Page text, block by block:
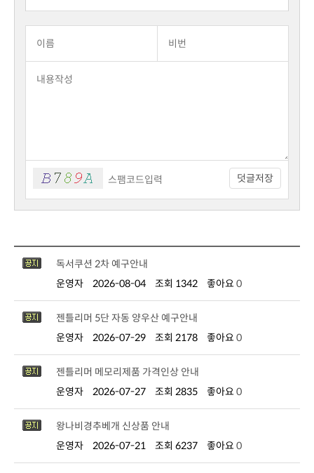
덧글저장
독서쿠션 2차 예구안내
운영자
2026-08-04 조회 1342 좋아요 0
젠틀리머 5단 자동 양우산 예구안내
운영자
2026-07-29 조회 2178 좋아요 0
젠틀리머 메모리제품 가격인상 안내
운영자
2026-07-27 조회 2835 좋아요 0
왕나비경추베개 신상품 안내
운영자
2026-07-21 조회 6237 좋아요 0